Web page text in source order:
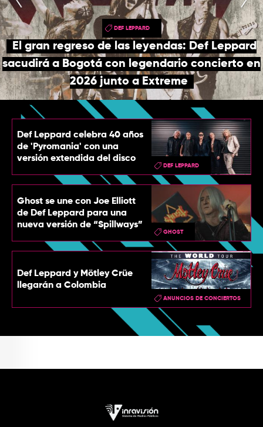
TOP
QUIÉNES SOMOS
CONTACTO
DEF LEPPARD
El gran regreso de las leyendas: Def Leppard
sacudirá a Bogotá con legendario concierto en
2026 junto a Extreme
Def Leppard celebra 40 años
de 'Pyromania' con una
versión extendida del disco
DEF LEPPARD
Ghost se une con Joe Elliott
de Def Leppard para una
nueva versión de “Spillways”
GHOST
Def Leppard y Mötley Crüe
llegarán a Colombia
ANUNCIOS DE CONCIERTOS